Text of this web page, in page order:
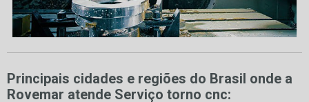
Principais cidades e regiões do Brasil onde a
Rovemar atende Serviço torno cnc: